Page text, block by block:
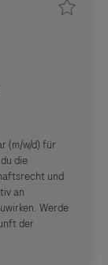
(m/w/d) für
die
und
an
Werde
der
Job